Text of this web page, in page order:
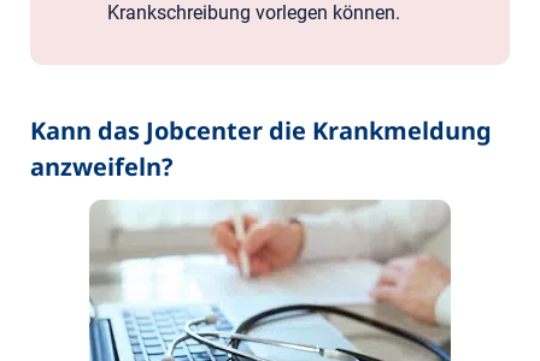
Krankschreibung vorlegen können.
Kann das Jobcenter die Krankmeldung
anzweifeln?